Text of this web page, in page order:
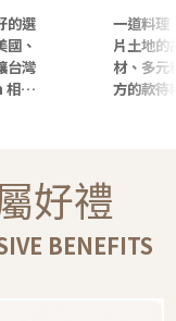
的選
、
台灣
相
一道料理
片土地的
材、多元
方的款待
好禮
BENEFITS